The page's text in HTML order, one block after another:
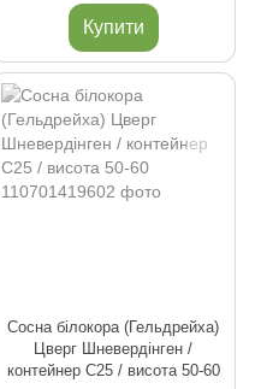
Купити
Сосна білокора (Гельдрейха)
Цверг Шневердінген /
контейнер C25 / висота 50-60